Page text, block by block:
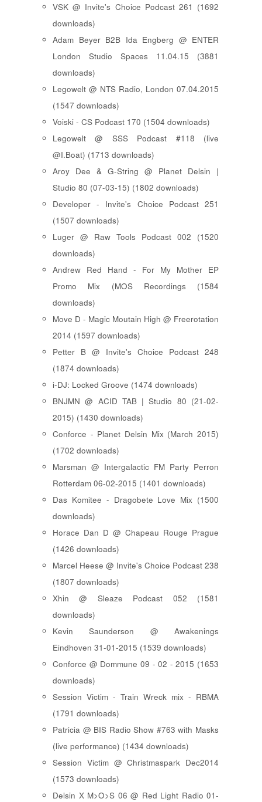
VSK @ Invite's Choice Podcast 261 (1692
downloads)
Adam Beyer B2B Ida Engberg @ ENTER
London Studio Spaces 11.04.15 (3881
downloads)
Legowelt @ NTS Radio, London 07.04.2015
(1547 downloads)
Voiski - CS Podcast 170 (1504 downloads)
Legowelt @ SSS Podcast #118 (live
@I.Boat) (1713 downloads)
Aroy Dee & G-String @ Planet Delsin |
Studio 80 (07-03-15) (1802 downloads)
Developer - Invite's Choice Podcast 251
(1507 downloads)
Luger @ Raw Tools Podcast 002 (1520
downloads)
Andrew Red Hand - For My Mother EP
Promo Mix (MOS Recordings (1584
downloads)
Move D - Magic Moutain High @ Freerotation
2014 (1597 downloads)
Petter B @ Invite's Choice Podcast 248
(1874 downloads)
i-DJ: Locked Groove (1474 downloads)
BNJMN @ ACID TAB | Studio 80 (21-02-
2015) (1430 downloads)
Conforce - Planet Delsin Mix (March 2015)
(1702 downloads)
Marsman @ Intergalactic FM Party Perron
Rotterdam 06-02-2015 (1401 downloads)
Das Komitee - Dragobete Love Mix (1500
downloads)
Horace Dan D @ Chapeau Rouge Prague
(1426 downloads)
Marcel Heese @ Invite's Choice Podcast 238
(1807 downloads)
Xhin @ Sleaze Podcast 052 (1581
downloads)
Kevin Saunderson @ Awakenings
Eindhoven 31-01-2015 (1539 downloads)
Conforce @ Dommune 09 - 02 - 2015 (1653
downloads)
Session Victim - Train Wreck mix - RBMA
(1791 downloads)
Patricia @ BIS Radio Show #763 with Masks
(live performance) (1434 downloads)
Session Victim @ Christmaspark Dec2014
(1573 downloads)
Delsin X M>O>S 06 @ Red Light Radio 01-